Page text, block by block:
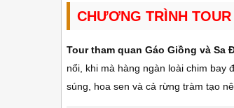
CHƯƠNG TRÌNH TOUR
Tour tham quan Gáo Giồng và Sa
nổi, khi mà hàng ngàn loài chim bay
súng, hoa sen và cả rừng tràm tạo